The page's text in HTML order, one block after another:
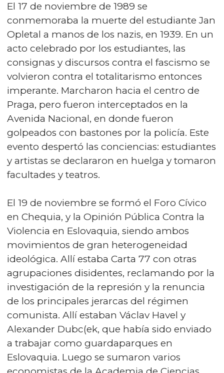
El 17 de noviembre de 1989 se
conmemoraba la muerte del estudiante Jan
Opletal a manos de los nazis, en 1939. En un
acto celebrado por los estudiantes, las
consignas y discursos contra el fascismo se
volvieron contra el totalitarismo entonces
imperante. Marcharon hacia el centro de
Praga, pero fueron interceptados en la
Avenida Nacional, en donde fueron
golpeados con bastones por la policía. Este
evento despertó las conciencias: estudiantes
y artistas se declararon en huelga y tomaron
facultades y teatros.
El 19 de noviembre se formó el Foro Cívico
en Chequia, y la Opinión Pública Contra la
Violencia en Eslovaquia, siendo ambos
movimientos de gran heterogeneidad
ideológica. Allí estaba Carta 77 con otras
agrupaciones disidentes, reclamando por la
investigación de la represión y la renuncia
de los principales jerarcas del régimen
comunista. Allí estaban Václav Havel y
Alexander Dubc(ek, que había sido enviado
a trabajar como guardaparques en
Eslovaquia. Luego se sumaron varios